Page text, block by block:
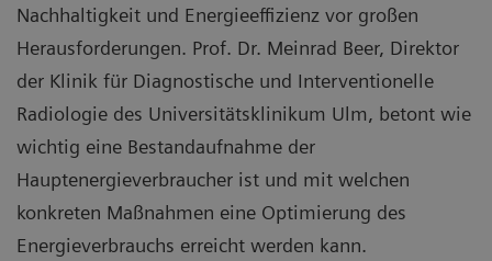
Nachhaltigkeit und Energieeffizienz vor großen
Herausforderungen. Prof. Dr. Meinrad Beer, Direktor
der Klinik für Diagnostische und Interventionelle
Radiologie des Universitätsklinikum Ulm, betont wie
wichtig eine Bestandaufnahme der
Hauptenergieverbraucher ist und mit welchen
konkreten Maßnahmen eine Optimierung des
Energieverbrauchs erreicht werden kann.